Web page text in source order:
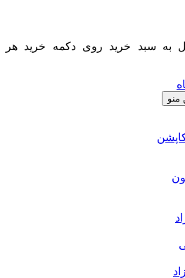
به سبد خرید روی دکمه خرید هر
منو
کاپشن